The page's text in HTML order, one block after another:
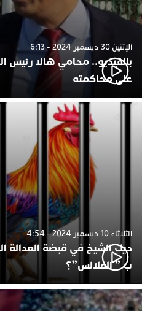
الإثنين 30 ديسمبر 2024 - 6:13
بالفيديو.. محامي هالا رئيس
على محاكمته
الثلاثاء 10 ديسمبر 2024 - 4:54
ديك الشيخ في قبضة العدالة
ب ” الفلالس”؟